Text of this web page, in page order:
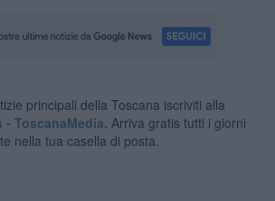
principali della Toscana iscriviti alla
- ToscanaMedia. Arriva gratis tutti i giorni
nella tua casella di posta.